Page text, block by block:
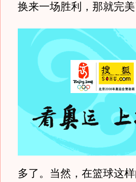
换来一场胜利，那就完美
多了。当然，在篮球这